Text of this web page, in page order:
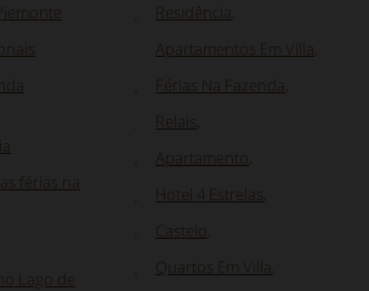
férias na
Lago de
Residência
Apartamentos Em Villa
Férias Na Fazenda
Relais
Apartamento
Hotel 4 Estrelas
Castelo
Quartos Em Villa